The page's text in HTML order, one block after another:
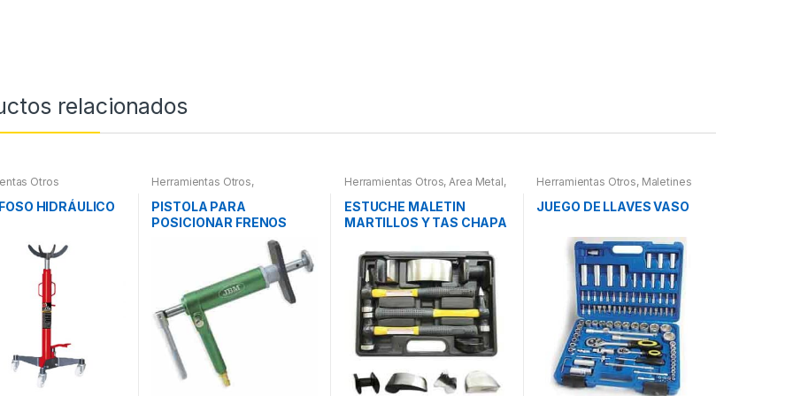
relacionados
Otros
HIDRÁULICO
Herramientas Otros,
Refrigeración
PISTOLA PARA
POSICIONAR FRENOS
Herramientas Otros, Area Metal,
Pintura,Maletines Herramientas,
Extractores, Compresímetros,
otros
ESTUCHE MALETIN
MARTILLOS Y TAS CHAPA
Herramientas Otros, Maletines
Compresímetros, otros
JUEGO DE LLAVES VASO